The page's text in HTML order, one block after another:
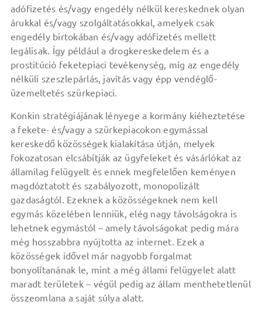
adófizetés és/vagy engedély nélkül kereskednek olyan
árukkal és/vagy szolgáltatásokkal, amelyek csak
engedély birtokában és/vagy adófizetés mellett
legálisak. Így például a drogkereskedelem és a
prostitúció feketepiaci tevékenység, míg az engedély
nélküli szeszlepárlás, javítás vagy épp vendéglő-
üzemeltetés szürkepiaci.
Konkin stratégiájának lényege a kormány kiéheztetése
a fekete- és/vagy a szürkepiacokon egymással
kereskedő közösségek kialakítása útján, melyek
fokozatosan elcsábítják az ügyfeleket és vásárlókat az
államilag felügyelt és ennek megfelelően keményen
magdóztatott és szabályozott, monopolizált
gazdaságtól. Ezeknek a közösségeknek nem kell
egymás közelében lenniük, elég nagy távolságokra is
lehetnek egymástól – amely távolságokat pedig mára
még hosszabbra nyújtotta az internet. Ezek a
közösségek idővel már nagyobb forgalmat
bonyolítanának le, mint a még állami felügyelet alatt
maradt területek – végül pedig az állam menthetetlenül
összeomlana a saját súlya alatt.